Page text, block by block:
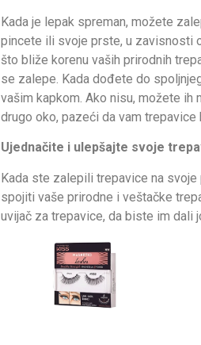
Kada je lepak spreman, možete
pincete ili svoje prste, u zavisnosti
što bliže korenu vaših prirodnih
se zalepe. Kada dođete do
vašim kapkom. Ako nisu, možete
drugo oko, pazeći da vam
Ujednačite i ulepšajte svoje
Kada ste zalepili trepavice na
spojiti vaše prirodne i veštačke
uvijač za trepavice, da biste im dali